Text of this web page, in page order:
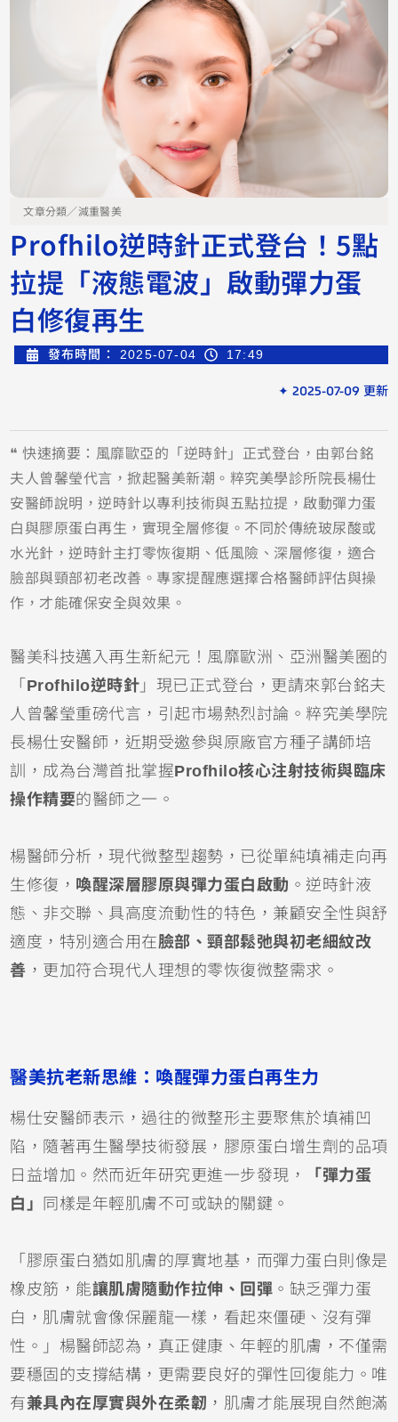
文章分類／減重醫美
Profhilo逆時針正式登台！5點
拉提「液態電波」啟動彈力蛋
白修復再生
發布時間： 2025-07-04 17:49
✦ 2025-07-09 更新
❝ 快速摘要：風靡歐亞的「逆時針」正式登台，由郭台銘
夫人曾馨瑩代言，掀起醫美新潮。粹究美學診所院長楊仕
安醫師說明，逆時針以專利技術與五點拉提，啟動彈力蛋
白與膠原蛋白再生，實現全層修復。不同於傳統玻尿酸或
水光針，逆時針主打零恢復期、低風險、深層修復，適合
臉部與頸部初老改善。專家提醒應選擇合格醫師評估與操
作，才能確保安全與效果。
醫美科技邁入再生新紀元！風靡歐洲、亞洲醫美圈的
「 Profhilo逆時針 」現已正式登台，更請來郭台銘夫
人曾馨瑩重磅代言，引起市場熱烈討論。粹究美學院
長楊仕安醫師，近期受邀參與原廠官方種子講師培
訓，成為台灣首批掌握Profhilo核心注射技術與臨床
操作精要的醫師之一。
楊醫師分析，現代微整型趨勢，已從單純填補走向再
生修復， 喚醒深層膠原與彈力蛋白啟動 。逆時針液
態、非交聯、具高度流動性的特色，兼顧安全性與舒
適度，特別適合用在臉部、頸部鬆弛與初老細紋改
善 ，更加符合現代人理想的零恢復微整需求。
醫美抗老新思維：喚醒彈力蛋白再生力
楊仕安醫師表示，過往的微整形主要聚焦於填補凹
陷，隨著再生醫學技術發展，膠原蛋白增生劑的品項
日益增加。然而近年研究更進一步發現，
「彈力蛋
白」
同樣是年輕肌膚不可或缺的關鍵。
「膠原蛋白猶如肌膚的厚實地基，而彈力蛋白則像是
橡皮筋，能讓肌膚隨動作拉伸、回彈 。缺乏彈力蛋
白，肌膚就會像保麗龍一樣，看起來僵硬、沒有彈
性。」楊醫師認為，真正健康、年輕的肌膚，不僅需
要穩固的支撐結構，更需要良好的彈性回復能力。唯
有兼具內在厚實與外在柔韌 ，肌膚才能展現自然飽滿